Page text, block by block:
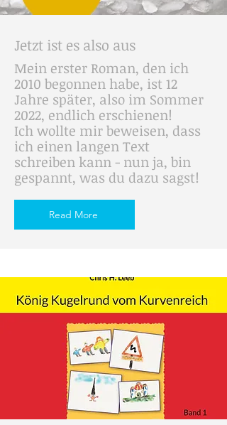
Jetzt ist es also aus
Mein erster Roman, den ich
2010 begonnen habe, ist 12
Jahre später, also im Sommer
2022, endlich erschienen!
Ich wollte mir beweisen, dass
ich einen langen Text
schreiben kann - nun ja, bin
gespannt, was du dazu sagst!
Read More